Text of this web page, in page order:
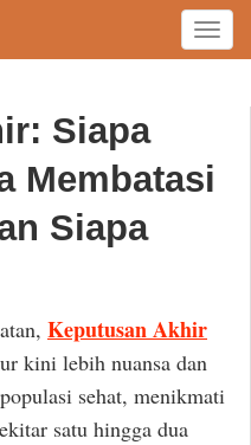
T
o
e
n
t
i
o
Siapa
Membatasi
Siapa
Keputusan Akhir
kini lebih nuansa dan
sehat, menikmati
satu hingga dua